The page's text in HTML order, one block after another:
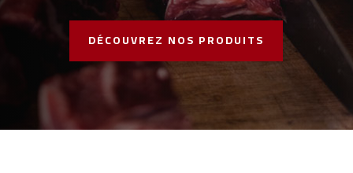
DÉCOUVREZ NOS PRODUITS